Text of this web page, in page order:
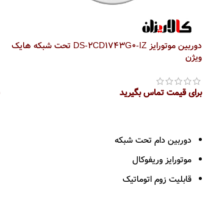
دوربین موتورایز DS-2CD1743G0-IZ تحت شبکه هایک
ویژن
برای قیمت تماس بگیرید
دوربین دام تحت شبکه
موتورایز وریفوکال
قابلیت زوم اتوماتیک